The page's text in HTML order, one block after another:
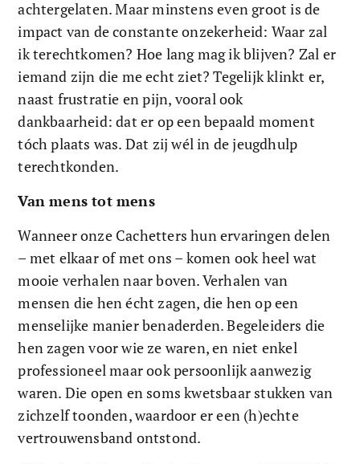
achtergelaten. Maar minstens even groot is de
impact van de constante onzekerheid: Waar zal
ik terechtkomen? Hoe lang mag ik blijven? Zal er
iemand zijn die me echt ziet? Tegelijk klinkt er,
naast frustratie en pijn, vooral ook
dankbaarheid: dat er op een bepaald moment
tóch plaats was. Dat zij wél in de jeugdhulp
terechtkonden.
Van mens tot mens
Wanneer onze Cachetters hun ervaringen delen
– met elkaar of met ons – komen ook heel wat
mooie verhalen naar boven. Verhalen van
mensen die hen écht zagen, die hen op een
menselijke manier benaderden. Begeleiders die
hen zagen voor wie ze waren, en niet enkel
professioneel maar ook persoonlijk aanwezig
waren. Die open en soms kwetsbaar stukken van
zichzelf toonden, waardoor er een (h)echte
vertrouwensband ontstond.